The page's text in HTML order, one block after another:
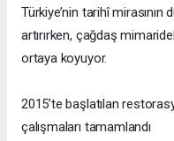
Türkiye’nin tarihî
artırırken, çağdaş
ortaya koyuyor.
2015’te başlatılan
çalışmaları tamamlandı